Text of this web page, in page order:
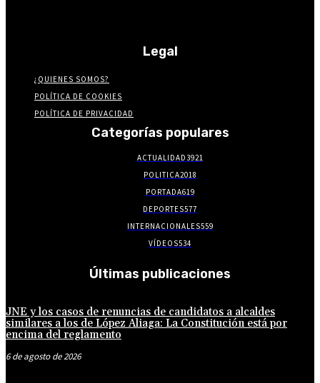
Legal
¿QUIENES SOMOS?
POLÍTICA DE COOKIES
POLÍTICA DE PRIVACIDAD
Categorías populares
ACTUALIDAD3921
POLITICA2018
PORTADA619
DEPORTES577
INTERNACIONALES559
VÍDEOS534
Últimas publicaciones
JNE y los casos de renuncias de candidatos a alcaldes
similares a los de López Aliaga: La Constitución está por
encima del reglamento
6 de agosto de 2026